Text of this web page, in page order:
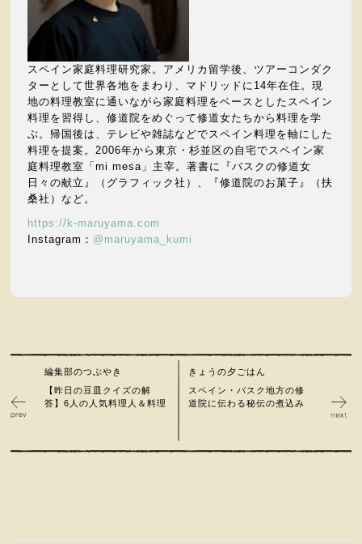
スペイン家庭料理研究家。アメリカ留学後、ツアーコンダク
ターとして世界各地をまわり、マドリッドに14年在住。現
地の料理教室に通いながら家庭料理をベースとしたスペイン
料理を習得し、修道院をめぐって修道女たちから料理を学
ぶ。帰国後は、テレビや雑誌などでスペイン料理を軸にした
料理を提案。2006年から東京・杉並区の自宅でスペイン家
庭料理教室「mi mesa」主宰。著書に『バスクの修道女
日々の献立』（グラフィック社）、『修道院のお菓子』（扶
桑社）など。
https://k-maruyama.com
Instagram： @maruyama_kumi
編集部のつぶやき
【昨日の豆皿クイズの解
答】6人の人気料理人＆料理
きょうの夕ごはん
スペイン・バスク地方の修
道院に伝わる秘伝の煮込み